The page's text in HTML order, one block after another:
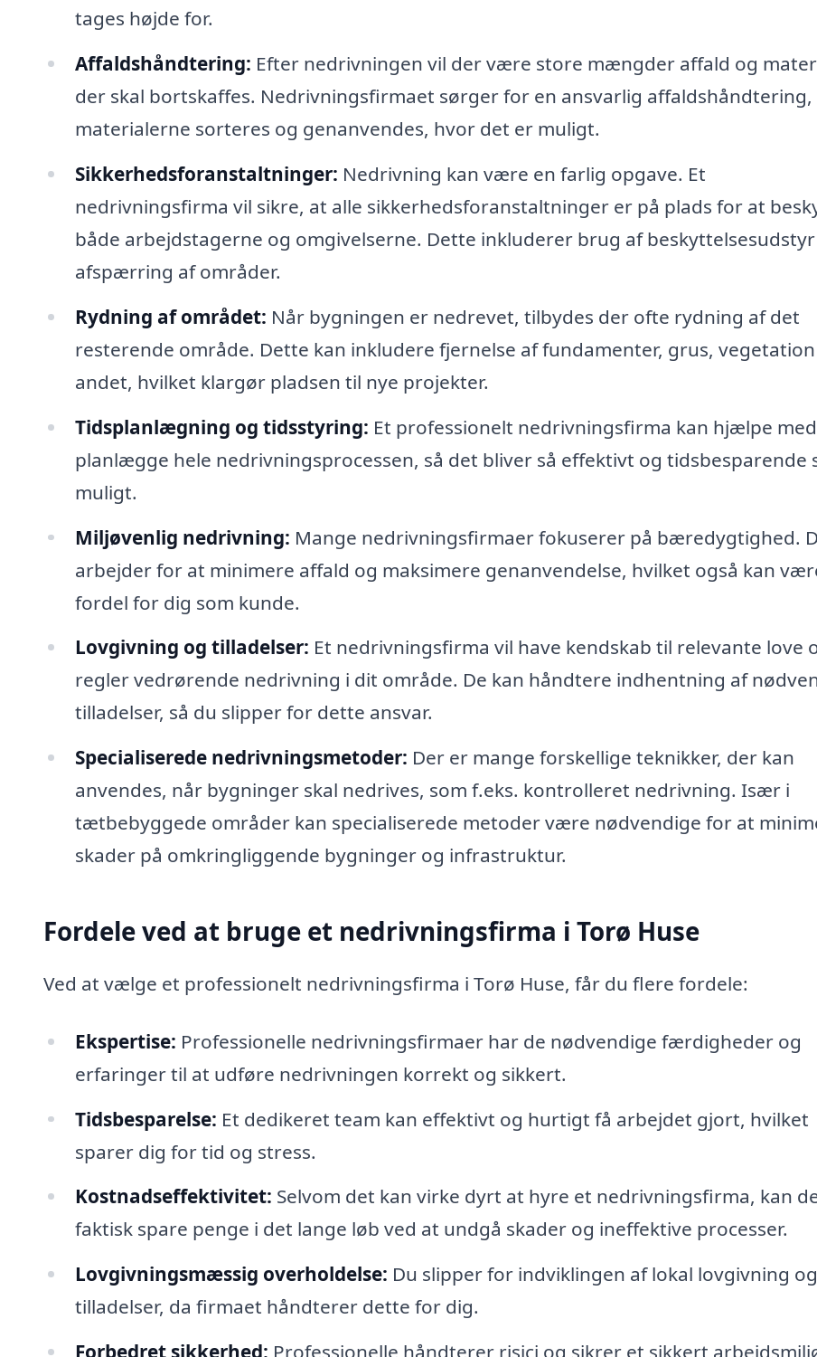
tages højde for.
Affaldshåndtering: Efter nedrivningen vil der være store mængder affald og
der skal bortskaffes. Nedrivningsfirmaet sørger for en ansvarlig
materialerne sorteres og genanvendes, hvor det er muligt.
Sikkerhedsforanstaltninger: Nedrivning kan være en farlig opgave. Et
nedrivningsfirma vil sikre, at alle sikkerhedsforanstaltninger er på plads for at
både arbejdstagerne og omgivelserne. Dette inkluderer brug af
afspærring af områder.
Rydning af området: Når bygningen er nedrevet, tilbydes der ofte rydning af det
resterende område. Dette kan inkludere fjernelse af fundamenter, grus,
andet, hvilket klargør pladsen til nye projekter.
Tidsplanlægning og tidsstyring: Et professionelt nedrivningsfirma kan hjælpe
planlægge hele nedrivningsprocessen, så det bliver så effektivt og tidsbesparende
muligt.
Miljøvenlig nedrivning: Mange nedrivningsfirmaer fokuserer på bæredygtighed.
arbejder for at minimere affald og maksimere genanvendelse, hvilket også kan
fordel for dig som kunde.
Lovgivning og tilladelser: Et nedrivningsfirma vil have kendskab til relevante love
regler vedrørende nedrivning i dit område. De kan håndtere indhentning af
tilladelser, så du slipper for dette ansvar.
Specialiserede nedrivningsmetoder: Der er mange forskellige teknikker, der kan
anvendes, når bygninger skal nedrives, som f.eks. kontrolleret nedrivning. Især i
tætbebyggede områder kan specialiserede metoder være nødvendige for at
skader på omkringliggende bygninger og infrastruktur.
Fordele ved at bruge et nedrivningsfirma i Torø Huse
Ved at vælge et professionelt nedrivningsfirma i Torø Huse, får du flere fordele:
Ekspertise: Professionelle nedrivningsfirmaer har de nødvendige færdigheder og
erfaringer til at udføre nedrivningen korrekt og sikkert.
Tidsbesparelse: Et dedikeret team kan effektivt og hurtigt få arbejdet gjort, hvilket
sparer dig for tid og stress.
Kostnadseffektivitet: Selvom det kan virke dyrt at hyre et nedrivningsfirma, kan
faktisk spare penge i det lange løb ved at undgå skader og ineffektive processer.
Lovgivningsmæssig overholdelse: Du slipper for indviklingen af lokal lovgivning og
tilladelser, da firmaet håndterer dette for dig.
Forbedret sikkerhed: Professionelle håndterer risici og sikrer et sikkert